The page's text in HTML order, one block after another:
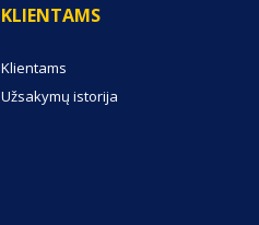
KLIENTAMS
Klientams
Užsakymų istorija